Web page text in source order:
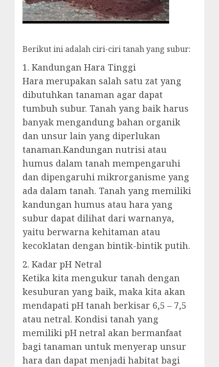
Berikut ini adalah ciri-ciri tanah yang subur:
1. Kandungan Hara Tinggi
Hara merupakan salah satu zat yang
dibutuhkan tanaman agar dapat
tumbuh subur. Tanah yang baik harus
banyak mengandung bahan organik
dan unsur lain yang diperlukan
tanaman.Kandungan nutrisi atau
humus dalam tanah mempengaruhi
dan dipengaruhi mikrorganisme yang
ada dalam tanah. Tanah yang memiliki
kandungan humus atau hara yang
subur dapat dilihat dari warnanya,
yaitu berwarna kehitaman atau
kecoklatan dengan bintik-bintik putih.
2. Kadar pH Netral
Ketika kita mengukur tanah dengan
kesuburan yang baik, maka kita akan
mendapati pH tanah berkisar 6,5 – 7,5
atau netral. Kondisi tanah yang
memiliki pH netral akan bermanfaat
bagi tanaman untuk menyerap unsur
hara dan dapat menjadi habitat bagi